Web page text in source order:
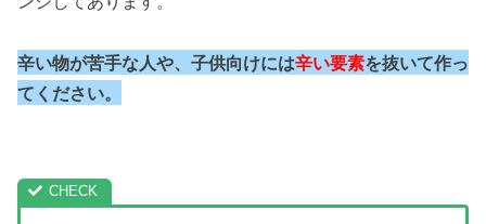
辛い物が苦手な人や、子供向けには辛い要素を抜いて作っ
てください。